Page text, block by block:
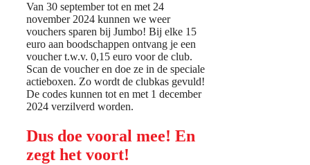
Van 30 september tot en met 24
november 2024 kunnen we weer
vouchers sparen bij Jumbo! Bij elke 15
euro aan boodschappen ontvang je een
voucher t.w.v. 0,15 euro voor de club.
Scan de voucher en doe ze in de speciale
actieboxen. Zo wordt de clubkas gevuld!
De codes kunnen tot en met 1 december
2024 verzilverd worden.
Dus doe vooral mee! En
zegt het voort!